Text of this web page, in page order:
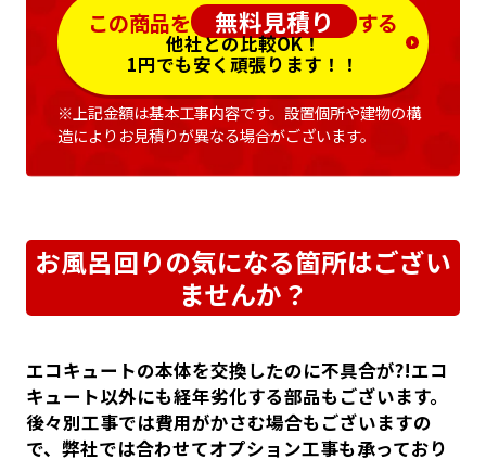
この商品を 無料見積り する
他社との比較OK！
1円でも安く頑張ります！！
※上記金額は基本工事内容です。設置個所や建物の構
造によりお見積りが異なる場合がございます。
お風呂回りの気になる箇所はござい
ませんか？
エコキュートの本体を交換したのに不具合が?!エコ
キュート以外にも経年劣化する部品もございます。
後々別工事では費用がかさむ場合もございますの
で、弊社では合わせてオプション工事も承っており